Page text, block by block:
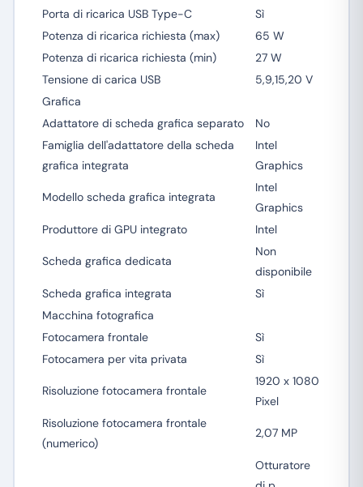
Porta di ricarica USB Type-C
Sì
Potenza di ricarica richiesta (max)
65 W
Potenza di ricarica richiesta (min)
27 W
Tensione di carica USB
5,9,15,20 V
Grafica
Adattatore di scheda grafica separato
No
Famiglia dell'adattatore della scheda
grafica integrata
Intel
Graphics
Modello scheda grafica integrata
Intel
Graphics
Produttore di GPU integrato
Intel
Scheda grafica dedicata
Non
disponibile
Scheda grafica integrata
Sì
Macchina fotografica
Fotocamera frontale
Sì
Fotocamera per vita privata
Sì
Risoluzione fotocamera frontale
1920 x 1080
Pixel
Risoluzione fotocamera frontale
(numerico)
2,07 MP
Otturatore